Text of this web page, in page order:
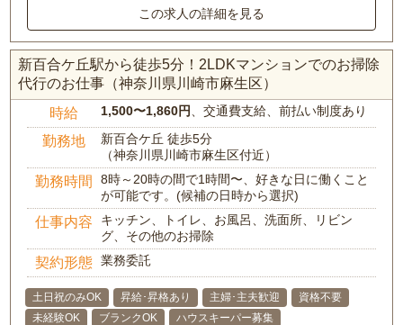
この求人の詳細を見る
新百合ケ丘駅から徒歩5分！2LDKマンションでのお掃除
代行のお仕事（神奈川県川崎市麻生区）
時給 1,500〜1,860円、交通費支給、前払い制度あり
勤務地
新百合ケ丘 徒歩5分
（神奈川県川崎市麻生区付近）
勤務時間
8時～20時の間で1時間〜、好きな日に働くこと
が可能です。(候補の日時から選択)
仕事内容
キッチン、トイレ、お風呂、洗面所、リビン
グ、その他のお掃除
契約形態 業務委託
土日祝のみOK 昇給･昇格あり 主婦･主夫歓迎
資格不要
未経験OK
ブランクOK
ハウスキーパー募集